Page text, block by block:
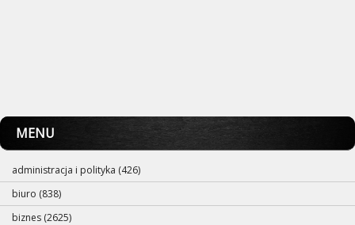
MENU
administracja i polityka (426)
biuro (838)
biznes (2625)